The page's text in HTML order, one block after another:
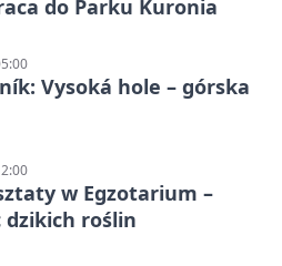
do Parku Kuronia
Vysoká hole – górska
w Egzotarium –
roślin